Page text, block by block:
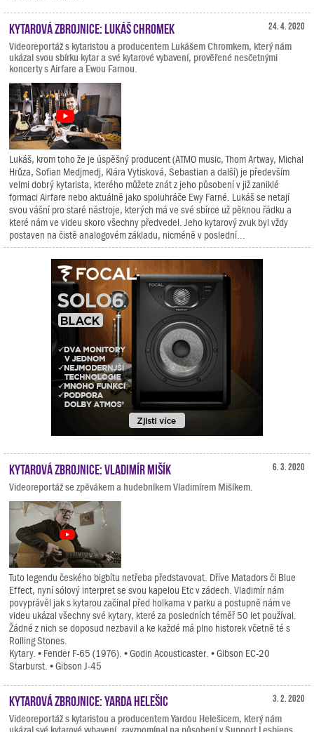
24. 4. 2020
Kytarová zbrojnice: Lukáš Chromek
Videoreportáž s kytaristou a producentem Lukášem Chromkem, který nám
ukázal svou sbírku kytar a své kytarové vybavení, prověřené nesčetnými
koncerty s Airfare a Ewou Farnou.
Lukáš, krom toho že je úspěšný producent (ATMO music, Thom Artway, Michal
Hrůza, Sofian Medjmedj, Klára Vytisková, Sebastian a další) je především
velmi dobrý kytarista, kterého můžete znát z jeho působení v již zaniklé
formaci Airfare nebo aktuálně jako spoluhráče Ewy Farné. Lukáš se netají
svou vášní pro staré nástroje, kterých má ve své sbírce už pěknou řádku a
které nám ve videu skoro všechny předvedel. Jeho kytarový zvuk byl vždy
postaven na čistě analogovém základu, nicméně v poslední...
6. 3. 2020
Kytarová zbrojnice: Vladimír Mišík
Videoreportáž se zpěvákem a hudebníkem Vladimírem Mišíkem.
Tuto legendu českého bigbítu netřeba představovat. Dříve Matadors či Blue
Effect, nyní sólový interpret se svou kapelou Etc v zádech. Vladimír nám
povyprávěl jak s kytarou začínal před holkama v parku a postupně nám ve
videu ukázal všechny své kytary, které za posledních téměř 50 let používal.
Žádné z nich se doposud nezbavil a ke každé má plno historek včetně té s
Rolling Stones.
Kytary. • Fender F-65 (1976). • Godin Acousticaster. • Gibson EC-20
Starburst. • Gibson J-45
3. 2. 2020
Kytarová zbrojnice: Yarda Helešic
Videoreportáž s kytaristou a producentem Yardou Helešicem, který nám
ukázal své kytarové vybavení, zavzpomínal na působení v Support Lesbiens,